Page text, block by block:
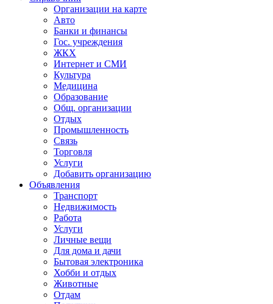
Организации на карте
Авто
Банки и финансы
Гос. учреждения
ЖКХ
Интернет и СМИ
Культура
Медицина
Образование
Общ. организации
Отдых
Промышленность
Связь
Торговля
Услуги
Добавить организацию
Объявления
Транспорт
Недвижимость
Работа
Услуги
Личные вещи
Для дома и дачи
Бытовая электроника
Хобби и отдых
Животные
Отдам